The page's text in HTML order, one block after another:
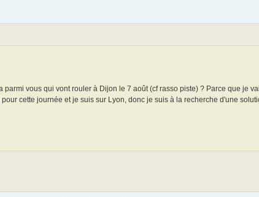
vous qui vont rouler à Dijon le 7 août (cf rasso piste) ? Parce que je
cette journée et je suis sur Lyon, donc je suis à la recherche d'une